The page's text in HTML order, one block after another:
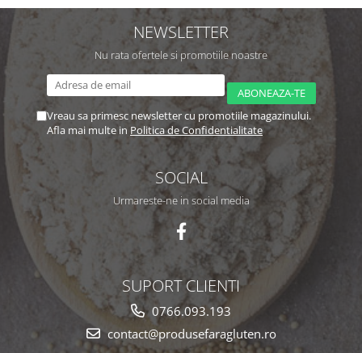
NEWSLETTER
Nu rata ofertele si promotiile noastre
Vreau sa primesc newsletter cu promotiile magazinului.
Afla mai multe in Politica de Confidentialitate
SOCIAL
Urmareste-ne in social media
SUPORT CLIENTI
0766.093.193
contact@produsefaragluten.ro